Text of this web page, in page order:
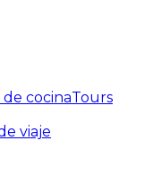
de cocinaTours
viaje